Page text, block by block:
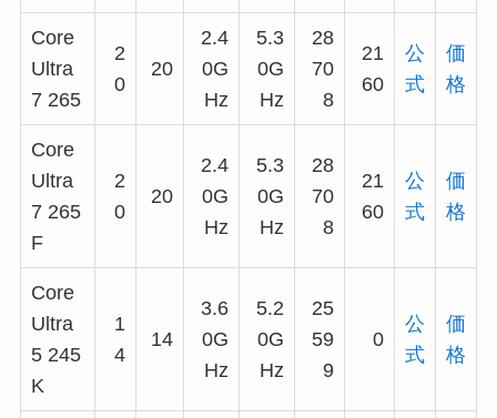
Core
Ultra
7 265
2
0
20
2.4
0G
Hz
5.3
0G
Hz
28
70
8
21
60
公
式
価
格
Core
Ultra
7 265
F
2
0
20
2.4
0G
Hz
5.3
0G
Hz
28
70
8
21
60
公
式
価
格
Core
Ultra
5 245
K
1
4
14
3.6
0G
Hz
5.2
0G
Hz
25
59
9
0
公
式
価
格